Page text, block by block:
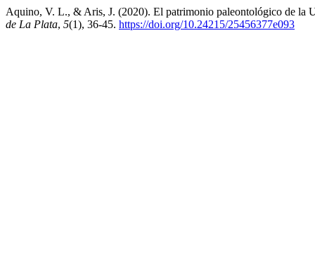
Aquino, V. L., & Aris, J. (2020). El patrimonio paleontológico de la
de La Plata, 5(1), 36-45. https://doi.org/10.24215/25456377e093